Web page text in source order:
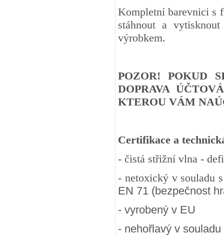
Kompletní barevnici s
stáhnout a
výrobkem.
POZOR! POKUD
DOPRAVA
KTEROU VÁM
Certifikace a
- čistá střižní vlna -
- netoxický v souladu
EN 71 (bezpečnost
- vyrobený v EU
- nehořlavý v